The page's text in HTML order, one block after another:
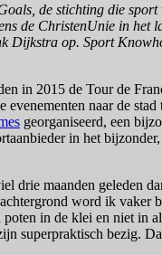
de stichting die
de ChristenUnie in
op. Sport
in 2015 de Tour de
naar de
georganiseerd, een
in het
maanden geleden
word ik vaker
in de klei en niet in
superpraktisch bezig.